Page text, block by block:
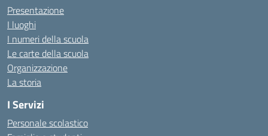
Presentazione
I luoghi
I numeri della scuola
Le carte della scuola
Organizzazione
La storia
I Servizi
Personale scolastico